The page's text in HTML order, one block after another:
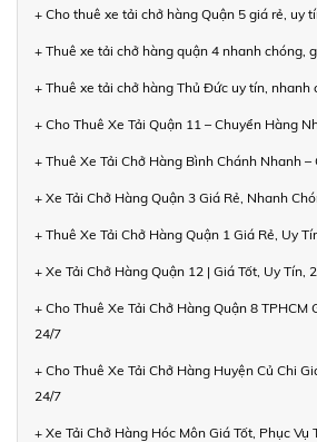
+ Cho thuê xe tải chở hàng Quận 5 giá rẻ, uy
+ Thuê xe tải chở hàng quận 4 nhanh chóng,
+ Thuê xe tải chở hàng Thủ Đức uy tín, nhanh
+ Cho Thuê Xe Tải Quận 11 – Chuyển Hàng
+ Thuê Xe Tải Chở Hàng Bình Chánh Nhanh –
+ Xe Tải Chở Hàng Quận 3 Giá Rẻ, Nhanh
+ Thuê Xe Tải Chở Hàng Quận 1 Giá Rẻ, Uy
+ Xe Tải Chở Hàng Quận 12 | Giá Tốt, Uy Tín,
+ Cho Thuê Xe Tải Chở Hàng Quận 8 TPHCM
24/7
+ Cho Thuê Xe Tải Chở Hàng Huyện Củ Chi
24/7
+ Xe Tải Chở Hàng Hóc Môn Giá Tốt, Phục Vụ